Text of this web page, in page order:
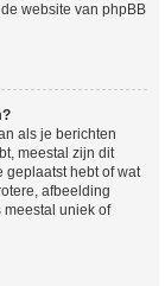
website van phpBB
als je berichten
meestal zijn dit
geplaatst hebt of wat
afbeelding
meestal uniek of